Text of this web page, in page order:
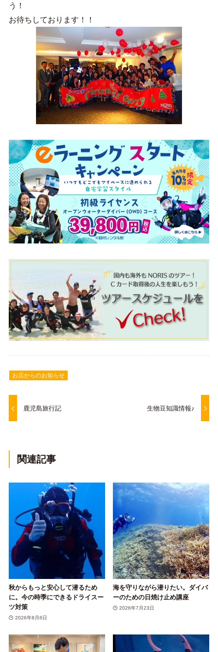
う！
お待ちしております！！
お店からのお知らせ
鹿児島旅行記 生物豆知識情報♪
関連記事
秋からもっと安心して潜るため
に。今の時季にできるドライスー
ツ対策
2026年8月6日
海を守りながら潜りたい。ダイバ
ーのための日焼け止め講座
2026年7月23日